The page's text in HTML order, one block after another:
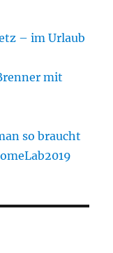
– im Urlaub
mit
so braucht